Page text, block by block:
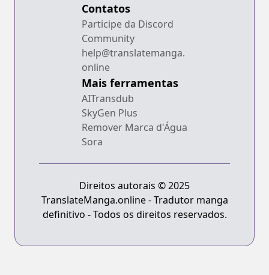
Contatos
Participe da Discord
Community
help@translatemanga.
online
Mais ferramentas
AITransdub
SkyGen Plus
Remover Marca d'Água
Sora
Direitos autorais © 2025
TranslateManga.online - Tradutor manga
definitivo - Todos os direitos reservados.